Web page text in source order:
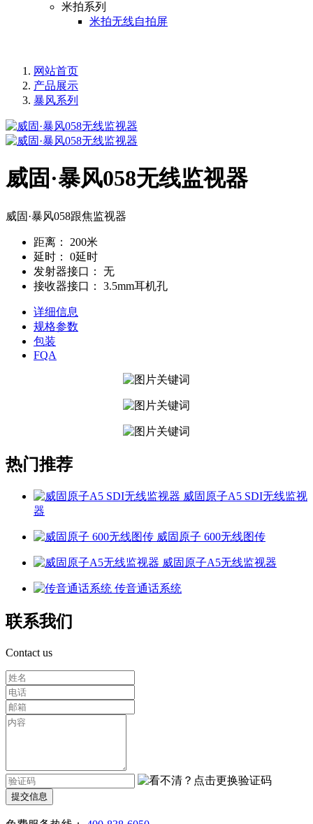
米拍系列
米拍无线自拍屏
网站首页
产品展示
暴风系列
威固·暴风058无线监视器
威固·暴风058跟焦监视器
距离：
200米
延时：
0延时
发射器接口：
无
接收器接口：
3.5mm耳机孔
详细信息
规格参数
包装
FQA
热门推荐
威固原子A5 SDI无线监视
器
威固原子 600无线图传
威固原子A5无线监视器
传音通话系统
联系我们
Contact us
提交信息